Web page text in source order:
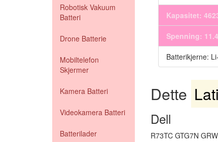
Robotisk Vakuum
Batteri
Drone Batterie
Mobiltelefon
Skjermer
Kamera Batteri
Videokamera Batteri
Batterilader
Kapasitet:
Spenning:
Batterikjerne:
Dette
Dell
R73TC GTG7N